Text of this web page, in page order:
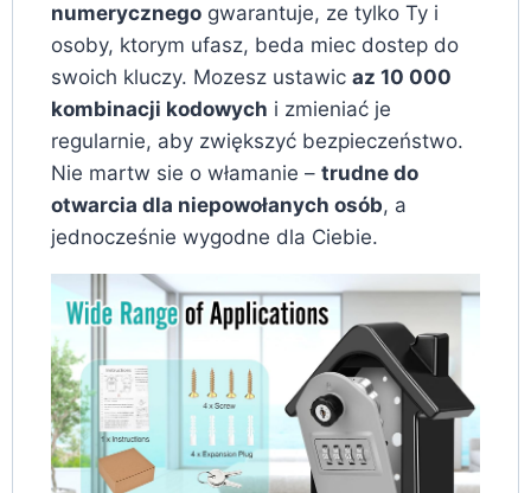
numerycznego gwarantuje, ze tylko Ty i
osoby, ktorym ufasz, beda miec dostep do
swoich kluczy. Mozesz ustawic az 10 000
kombinacji kodowych i zmieniać je
regularnie, aby zwiększyć bezpieczeństwo.
Nie martw sie o włamanie – trudne do
otwarcia dla niepowołanych osób, a
jednocześnie wygodne dla Ciebie.